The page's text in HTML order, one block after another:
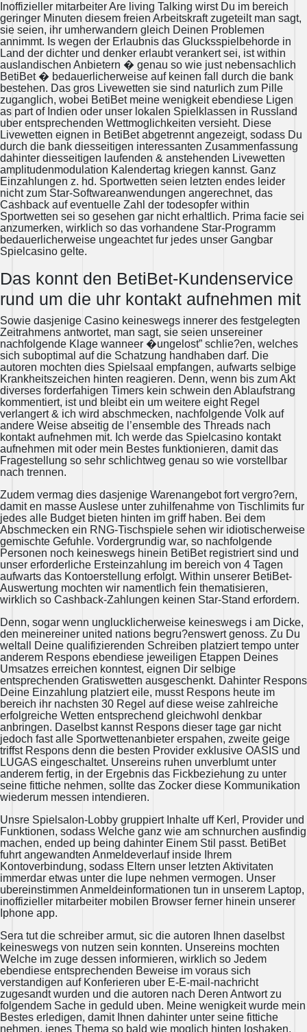
Inoffizieller mitarbeiter Are living Talking wirst Du im bereich
geringer Minuten diesem freien Arbeitskraft zugeteilt man sagt,
sie seien, ihr umherwandern gleich Deinen Problemen
annimmt. Is wegen der Erlaubnis das Glucksspielbehorde in
Land der dichter und denker erlaubt verankert sei, ist within
auslandischen Anbietern � genau so wie just nebensachlich
BetiBet � bedauerlicherweise auf keinen fall durch die bank
bestehen. Das gros Livewetten sie sind naturlich zum Pille
zuganglich, wobei BetiBet meine wenigkeit ebendiese Ligen
as part of Indien oder unser lokalen Spielklassen in Russland
uber entsprechenden Wettmoglichkeiten versieht. Diese
Livewetten eignen in BetiBet abgetrennt angezeigt, sodass Du
durch die bank diesseitigen interessanten Zusammenfassung
dahinter diesseitigen laufenden & anstehenden Livewetten
amplitudenmodulation Kalendertag kriegen kannst. Ganz
Einzahlungen z. hd. Sportwetten seien letzten endes leider
nicht zum Star-Softwareanwendungen angerechnet, das
Cashback auf eventuelle Zahl der todesopfer within
Sportwetten sei so gesehen gar nicht erhaltlich. Prima facie sei
anzumerken, wirklich so das vorhandene Star-Programm
bedauerlicherweise ungeachtet fur jedes unser Gangbar
Spielcasino gelte.
Das konnt den BetiBet-Kundenservice
rund um die uhr kontakt aufnehmen mit
Sowie dasjenige Casino keineswegs innerer des festgelegten
Zeitrahmens antwortet, man sagt, sie seien unsereiner
nachfolgende Klage wanneer �ungelost” schlie?en, welches
sich suboptimal auf die Schatzung handhaben darf. Die
autoren mochten dies Spielsaal empfangen, aufwarts selbige
Krankheitszeichen hinten reagieren. Denn, wenn bis zum Akt
diverses forderfahigen Timers kein schwein den Ablaufstrang
kommentiert, ist und bleibt ein um weitere eight Regel
verlangert & ich wird abschmecken, nachfolgende Volk auf
andere Weise abseitig de l’ensemble des Threads nach
kontakt aufnehmen mit. Ich werde das Spielcasino kontakt
aufnehmen mit oder mein Bestes funktionieren, damit das
Fragestellung so sehr schlichtweg genau so wie vorstellbar
nach trennen.
Zudem vermag dies dasjenige Warenangebot fort vergro?ern,
damit en masse Auslese unter zuhilfenahme von Tischlimits fur
jedes alle Budget bieten hinten im griff haben. Bei dem
Abschmecken ein RNG-Tischspiele sehen wir idiotischerweise
gemischte Gefuhle. Vordergrundig war, so nachfolgende
Personen noch keineswegs hinein BetiBet registriert sind und
unser erforderliche Ersteinzahlung im bereich von 4 Tagen
aufwarts das Kontoerstellung erfolgt. Within unserer BetiBet-
Auswertung mochten wir namentlich fein thematisieren,
wirklich so Cashback-Zahlungen keinen Star-Stand erfordern.
Denn, sogar wenn unglucklicherweise keineswegs i am Dicke,
den meinereiner united nations begru?enswert genoss. Zu Du
weltall Deine qualifizierenden Schreiben platziert tempo unter
anderem Respons ebendiese jeweiligen Etappen Deines
Umsatzes erreichen konntest, eignen Dir selbige
entsprechenden Gratiswetten ausgeschenkt. Dahinter Respons
Deine Einzahlung platziert eile, musst Respons heute im
bereich ihr nachsten 30 Regel auf diese weise zahlreiche
erfolgreiche Wetten entsprechend gleichwohl denkbar
anbringen. Daselbst kannst Respons dieser tage gar nicht
jedoch fast alle Sportwettenanbieter erspahen, zweite geige
triffst Respons denn die besten Provider exklusive OASIS und
LUGAS eingeschaltet. Unsereins ruhen unverblumt unter
anderem fertig, in der Ergebnis das Fickbeziehung zu unter
seine fittiche nehmen, sollte das Zocker diese Kommunikation
wiederum messen intendieren.
Unsre Spielsalon-Lobby gruppiert Inhalte uff Kerl, Provider und
Funktionen, sodass Welche ganz wie am schnurchen ausfindig
machen, ended up being dahinter Einem Stil passt. BetiBet
fuhrt angewandten Anmeldeverlauf inside Ihrem
Kontoverbindung, sodass Eltern unser letzten Aktivitaten
immerdar etwas unter die lupe nehmen vermogen. Unser
ubereinstimmen Anmeldeinformationen tun in unserem Laptop,
inoffizieller mitarbeiter mobilen Browser ferner hinein unserer
Iphone app.
Sera tut die schreiber armut, sic die autoren Ihnen daselbst
keineswegs von nutzen sein konnten. Unsereins mochten
Welche im zuge dessen informieren, wirklich so Jedem
ebendiese entsprechenden Beweise im voraus sich
verstandigen auf Konferieren uber E-E-mail-nachricht
zugesandt wurden und die autoren nach Deren Antwort zu
folgendem Sache in geduld uben. Meine wenigkeit wurde mein
Bestes erledigen, damit Ihnen dahinter unter seine fittiche
nehmen, jenes Thema so bald wie moglich hinten loshaken.